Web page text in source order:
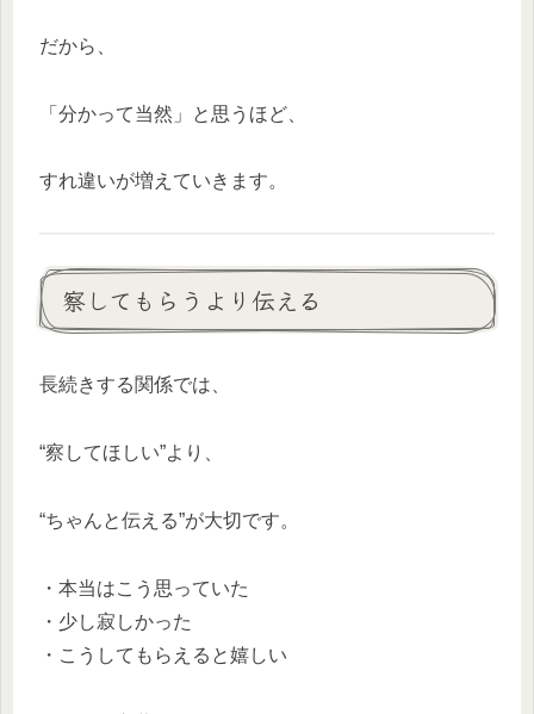
だから、
「分かって当然」と思うほど、
すれ違いが増えていきます。
察してもらうより伝える
長続きする関係では、
“察してほしい”より、
“ちゃんと伝える”が大切です。
・本当はこう思っていた
・少し寂しかった
・こうしてもらえると嬉しい